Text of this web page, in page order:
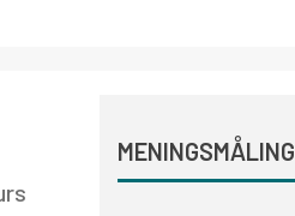
MENINGSMÅLING